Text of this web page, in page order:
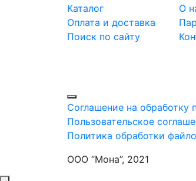
Каталог
Оплата и доставка
Поиск по сайту
О
Соглашение на обработку
Пользовательское
Политика обработки
ООО “Мона”, 2021